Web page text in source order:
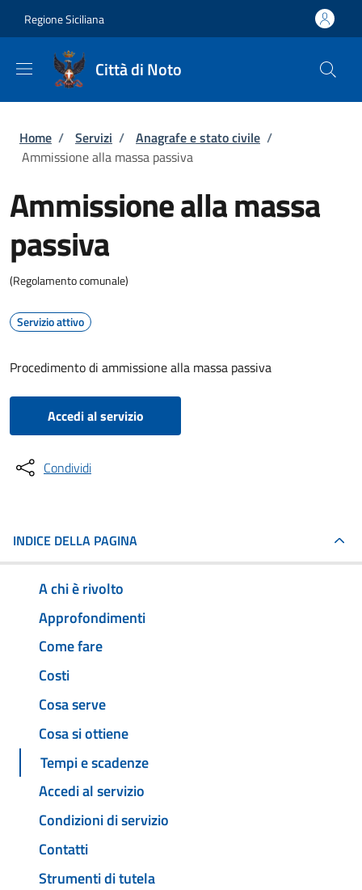
Regione Siciliana
Città di Noto
Briciole di pane
Home / Servizi / Anagrafe e stato civile /
Ammissione alla massa passiva
Ammissione alla massa
passiva
(Regolamento comunale)
Servizio attivo
Procedimento di ammissione alla massa passiva
Accedi al servizio
Condividi
INDICE DELLA PAGINA
A chi è rivolto
Approfondimenti
Come fare
Costi
Cosa serve
Cosa si ottiene
Tempi e scadenze
Accedi al servizio
Condizioni di servizio
Contatti
Strumenti di tutela